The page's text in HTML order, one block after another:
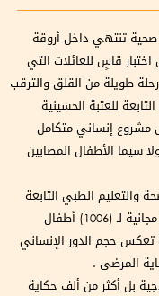
تنتهي داخل أروقة
قاسٍ للعائلات التي
طويلة من القلق والترقب
للعتبة الحسينية
مشروع إنساني متكامل
سيما الأطفال المصابين
أعلنت هيئة الصحة والتعليم الطبي التابعة
للعتبة الحسينية المقدسة تقديم خدمات علاجية مجانية لـ (1006) أطفال
حجم الدور الإنساني
المرضى .
بل أكثر من ألف حكاية